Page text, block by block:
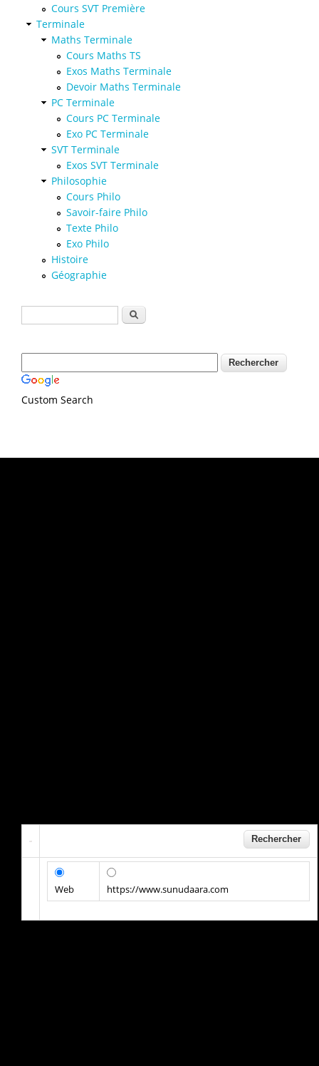
Cours SVT Première
Terminale
Maths Terminale
Cours Maths TS
Exos Maths Terminale
Devoir Maths Terminale
PC Terminale
Cours PC Terminale
Exo PC Terminale
SVT Terminale
Exos SVT Terminale
Philosophie
Cours Philo
Savoir-faire Philo
Texte Philo
Exo Philo
Histoire
Géographie
Formulaire de recherche
Rechercher
Custom Search
Web https://www.sunudaara.com